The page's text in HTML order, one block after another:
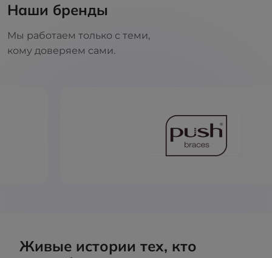
Наши бренды
Мы работаем только с теми,
кому доверяем сами.
Живые истории тех, кто